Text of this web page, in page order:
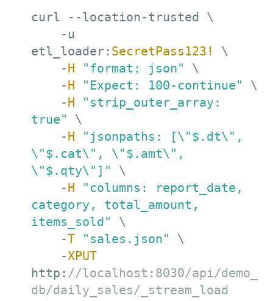
curl --location-trusted \
etl_loader: SecretPass123!
\
    -
H "format: json"
\
    -
H "Expect: 100-continue"
\
    -
H
"strip_outer_array:
true"
\
    -
H
"jsonpaths: [\"$.dt\",
\"$.cat\", \"$.amt\",
\"$.qty\"]"
\
    -
H
"columns: report_date,
category, total_amount,
items_sold"
\
    -
T "sales.json"
\
    -
XPUT
http: //localhost:8030/api/demo_
db/daily_sales/_stream_load